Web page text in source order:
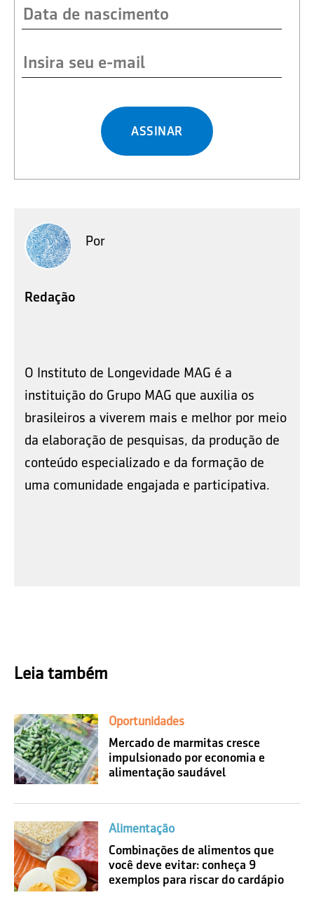
ASSINAR
Por
Redação
O Instituto de Longevidade MAG é a
instituição do Grupo MAG que auxilia os
brasileiros a viverem mais e melhor por meio
da elaboração de pesquisas, da produção de
conteúdo especializado e da formação de
uma comunidade engajada e participativa.
Leia também
Oportunidades
Mercado de marmitas cresce
impulsionado por economia e
alimentação saudável
Alimentação
Combinações de alimentos que
você deve evitar: conheça 9
exemplos para riscar do cardápio